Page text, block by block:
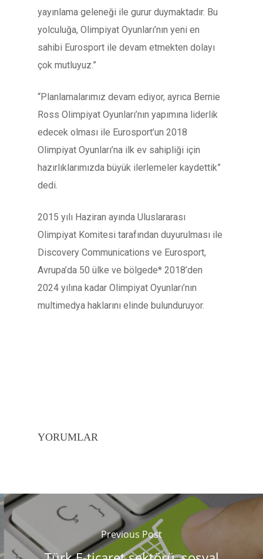
yayınlama geleneği ile gurur duymaktadır. Bu
yolculuğa, Olimpiyat Oyunları’nın yeni en
sahibi Eurosport ile devam etmekten dolayı
çok mutluyuz.”
“Planlamalarımız devam ediyor, ayrıca Bernie
Ross Olimpiyat Oyunları’nın yapımına liderlik
edecek olması ile Eurosport’un 2018
Olimpiyat Oyunları’na ilk ev sahipliği için
hazırlıklarımızda büyük ilerlemeler kaydettik”
dedi.
2015 yılı Haziran ayında Uluslararası
Olimpiyat Komitesi tarafından duyurulması ile
Discovery Communications ve Eurosport,
Avrupa’da 50 ülke ve bölgede* 2018’den
2024 yılına kadar Olimpiyat Oyunları’nın
multimedya haklarını elinde bulunduruyor.
YORUMLAR
Previous Post